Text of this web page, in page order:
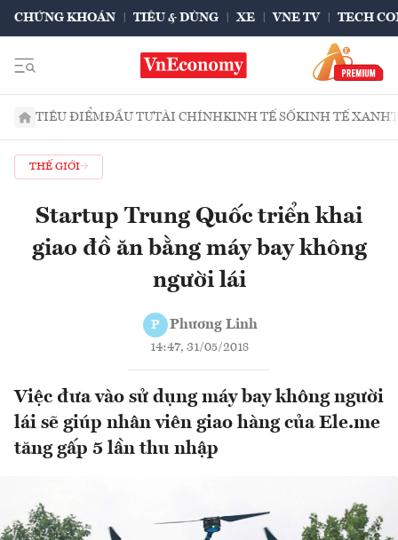
CHỨNG KHOÁN TIÊU & DÙNG XE VNE TV TECH
TIÊU ĐIỂMĐẦU TƯTÀI CHÍNHKINH TẾ SỐKINH TẾ XANH
THẾ GIỚI
Startup Trung Quốc triển khai
giao đồ ăn bằng máy bay không
người lái
P Phương Linh
14:47, 31/05/2018
Việc đưa vào sử dụng máy bay không người
lái sẽ giúp nhân viên giao hàng của Ele.me
tăng gấp 5 lần thu nhập